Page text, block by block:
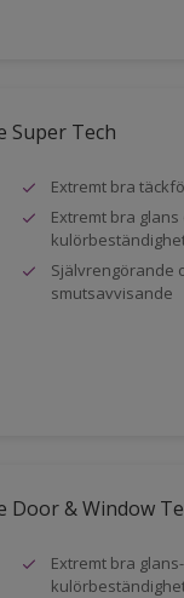
Super Tech
Extremt bra
Extremt bra glans
Självrengörande
smutsavvisande
Door & Window
Extremt bra